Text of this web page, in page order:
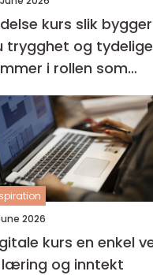
kurs slik bygger
trygghet og tydelige
i rollen som
2026
kurs en enkel vei
og inntekt